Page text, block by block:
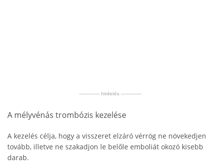
-------------- hirdetés --------------
A mélyvénás trombózis kezelése
A kezelés célja, hogy a visszeret elzáró vérrög ne növekedjen
tovább, illetve ne szakadjon le belőle emboliát okozó kisebb
darab.